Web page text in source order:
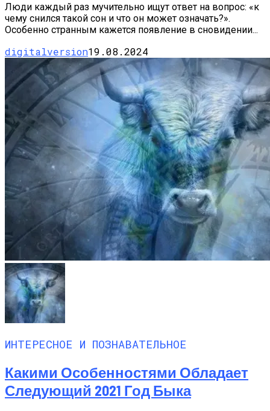
Люди каждый раз мучительно ищут ответ на вопрос: «к
чему снился такой сон и что он может означать?».
Особенно странным кажется появление в сновидении...
digitalversion19.08.2024
ИНТЕРЕСНОЕ И ПОЗНАВАТЕЛЬНОЕ
Какими Особенностями Обладает
Следующий 2021 Год Быка